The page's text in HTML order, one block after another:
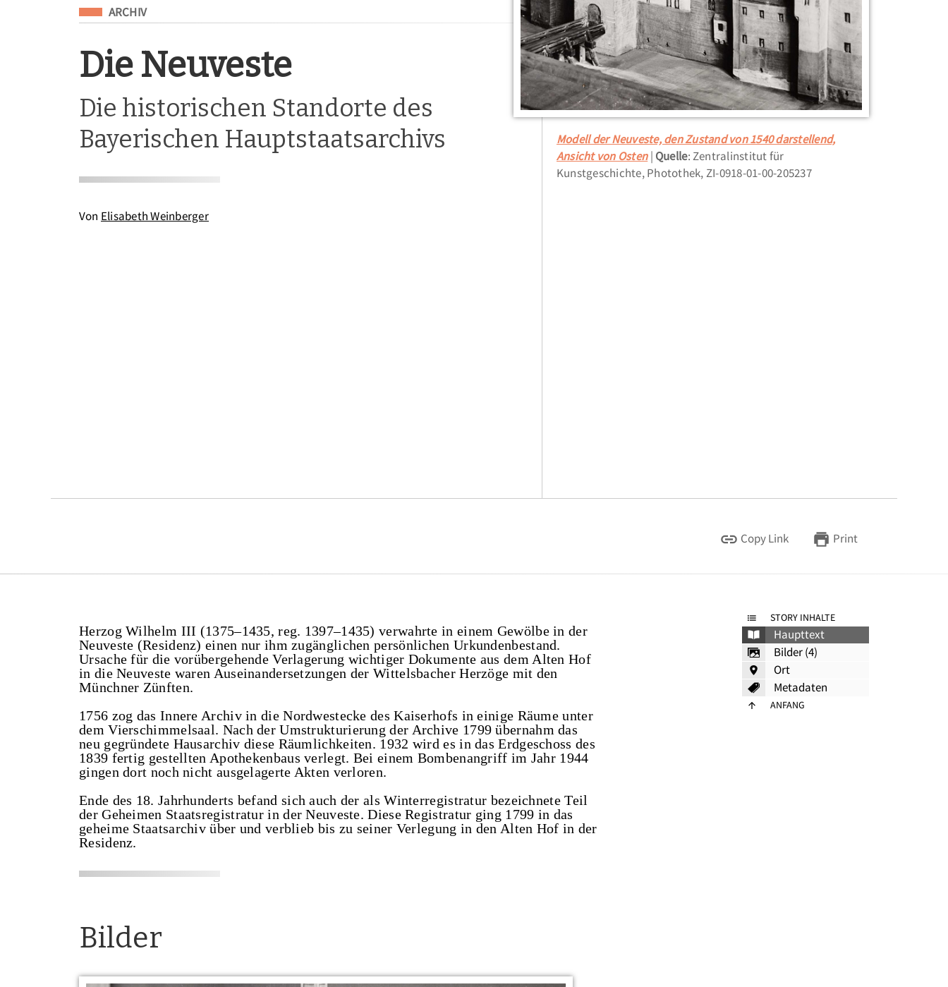
Eingeordnet unter
ARCHIV
Die Neuveste
Die historischen Standorte des
Bayerischen Hauptstaatsarchivs
Von Elisabeth Weinberger
Modell der Neuveste, den Zustand von 1540 darstellend,
Ansicht von Osten Quelle: Zentralinstitut für
Kunstgeschichte, Photothek, ZI-0918-01-00-205237
Copy Link Print
STORY INHALTE
Haupttext
Bilder (4)
Ort
Metadaten
ANFANG
Herzog Wilhelm III (1375–1435, reg. 1397–1435) verwahrte in einem Gewölbe in der
Neuveste (Residenz) einen nur ihm zugänglichen persönlichen Urkundenbestand.
Ursache für die vorübergehende Verlagerung wichtiger Dokumente aus dem Alten Hof
in die Neuveste waren Auseinandersetzungen der Wittelsbacher Herzöge mit den
Münchner Zünften.
1756 zog das Innere Archiv in die Nordwestecke des Kaiserhofs in einige Räume unter
dem Vierschimmelsaal. Nach der Umstrukturierung der Archive 1799 übernahm das
neu gegründete Hausarchiv diese Räumlichkeiten. 1932 wird es in das Erdgeschoss des
1839 fertig gestellten Apothekenbaus verlegt. Bei einem Bombenangriff im Jahr 1944
gingen dort noch nicht ausgelagerte Akten verloren.
Ende des 18. Jahrhunderts befand sich auch der als Winterregistratur bezeichnete Teil
der Geheimen Staatsregistratur in der Neuveste. Diese Registratur ging 1799 in das
geheime Staatsarchiv über und verblieb bis zu seiner Verlegung in den Alten Hof in der
Residenz.
Bilder